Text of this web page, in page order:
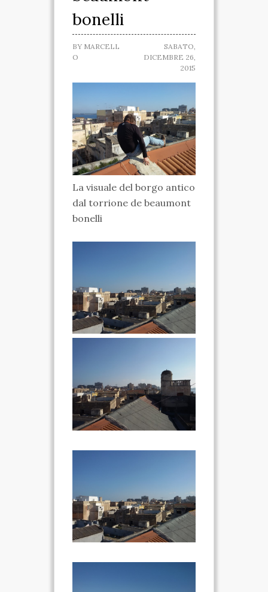
VISITE ED ESCURSIONI
RICONOSCIMENTI
bonelli
BY MARCELL
O
SABATO,
DICEMBRE 26,
2015
La visuale del borgo antico
dal torrione de beaumont
bonelli